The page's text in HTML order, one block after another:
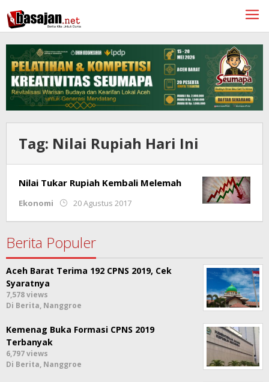
ke
konten
Tag: Nilai Rupiah Hari Ini
Nilai Tukar Rupiah Kembali Melemah
Ekonomi 20 Agustus 2017
Septian
Berita Populer
Aceh Barat Terima 192 CPNS 2019, Cek
Syaratnya
7,578 views
Di Berita, Nanggroe
Kemenag Buka Formasi CPNS 2019
Terbanyak
6,797 views
Di Berita, Nanggroe